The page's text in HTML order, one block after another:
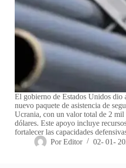
El gobierno de Estados Unidos dio
nuevo paquete de asistencia de
Ucrania, con un valor total de 2
dólares. Este apoyo incluye
fortalecer las capacidades
Por Editor 02- 01-